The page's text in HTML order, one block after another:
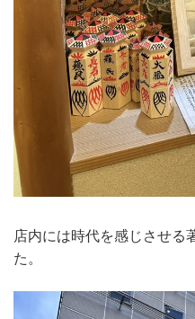
店内には時代を感じさせる
た。